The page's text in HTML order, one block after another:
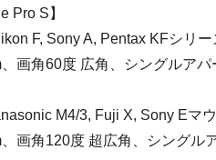
Pro S】
F, Sony A, Pentax KFシリ
画角60度 広角、シングルア
M4/3, Fuji X, Sony Eマ
画角120度 超広角、シングル